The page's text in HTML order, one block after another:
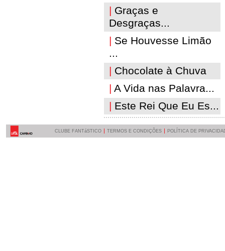
| Graças e
Desgraças...
| Se Houvesse Limão
...
| Chocolate à Chuva
| A Vida nas Palavra...
| Este Rei Que Eu Es...
CLUBE FANTáSTICO TERMOS E CONDIÇÕES POLÍTICA DE